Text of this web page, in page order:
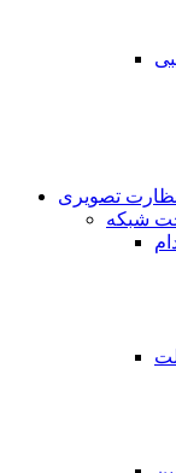
تصویری